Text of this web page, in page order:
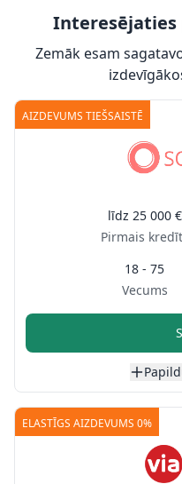
Interesējaties
Zemāk esam
AIZDEVUMS TIEŠSAISTĒ
līdz 25 000 €
Pirmais
18 - 75
Vecums
ELASTĪGS AIZDEVUMS 0%